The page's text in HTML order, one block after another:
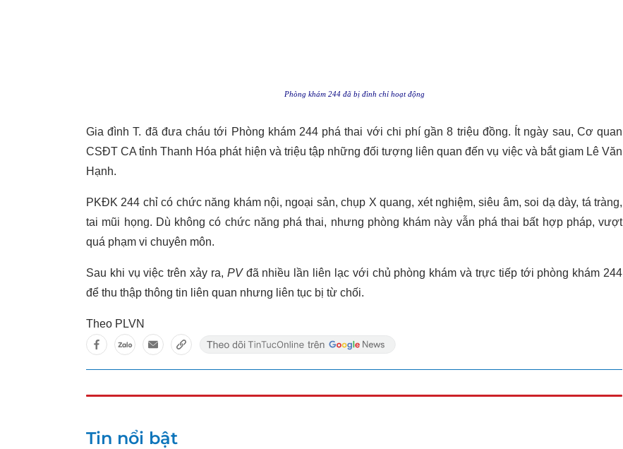
Phòng khám 244 đã bị đình chỉ hoạt động
Gia đình T. đã đưa cháu tới Phòng khám 244 phá thai với chi phí gần 8 triệu đồng. Ít ngày sau, Cơ quan
CSĐT CA tỉnh Thanh Hóa phát hiện và triệu tập những đối tượng liên quan đến vụ việc và bắt giam Lê Văn
Hạnh.
PKĐK 244 chỉ có chức năng khám nội, ngoại sản, chụp X quang, xét nghiệm, siêu âm, soi dạ dày, tá tràng,
tai mũi họng. Dù không có chức năng phá thai, nhưng phòng khám này vẫn phá thai bất hợp pháp, vượt
quá phạm vi chuyên môn.
Sau khi vụ việc trên xảy ra, PV đã nhiều lần liên lạc với chủ phòng khám và trực tiếp tới phòng khám 244
để thu thập thông tin liên quan nhưng liên tục bị từ chối.
Theo PLVN
Tin nổi bật